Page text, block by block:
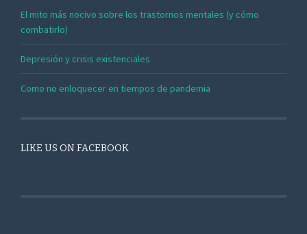
El mito más nocivo sobre los trastornos mentales (y cómo
combatirlo)
Depresión y crisis existenciales
Como no enloquecer en tiempos de pandemia
LIKE US ON FACEBOOK